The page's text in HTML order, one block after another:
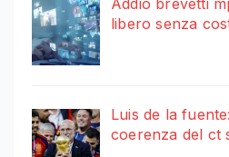
libero senza
Luis de la
coerenza del ct